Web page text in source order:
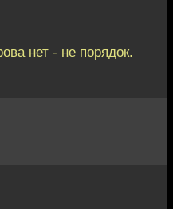
нет - не порядок.